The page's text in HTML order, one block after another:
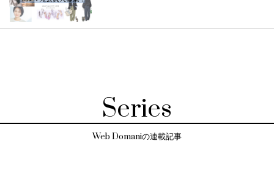
Series
Web Domaniの連載記事